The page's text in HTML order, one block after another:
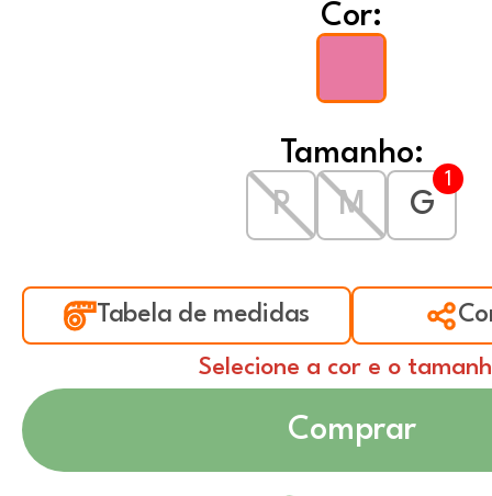
Cor:
Tamanho:
P
M G
Tabela de medidas
Selecione a cor e o
Comprar